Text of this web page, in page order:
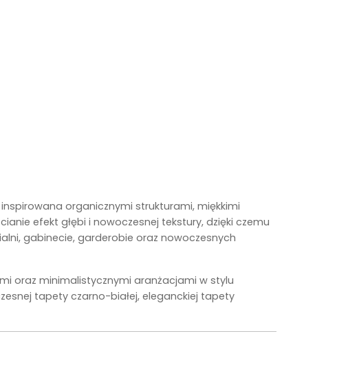
organicznymi strukturami, miękkimi
efekt głębi i nowoczesnej tekstury, dzięki czemu
gabinecie, garderobie oraz nowoczesnych
oraz minimalistycznymi aranżacjami w stylu
tapety czarno-białej, eleganckiej tapety